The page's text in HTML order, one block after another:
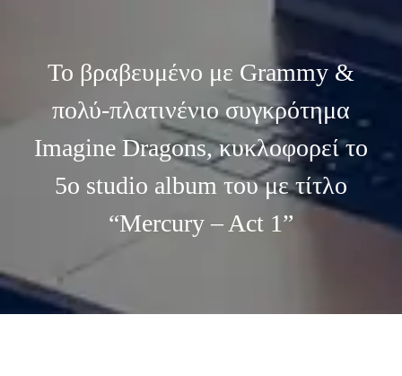
Το βραβευμένο με Grammy &
πολύ-πλατινένιο συγκρότημα
Imagine Dragons, κυκλοφορεί το
5ο studio album του με τίτλο
“Mercury – Act 1”